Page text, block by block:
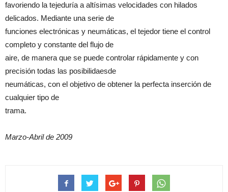
favoriendo la tejeduría a altísimas velocidades con hilados
delicados. Mediante una serie de
funciones electrónicas y neumáticas, el tejedor tiene el control
completo y constante del flujo de
aire, de manera que se puede controlar rápidamente y con
precisión todas las posibilidaesde
neumáticas, con el objetivo de obtener la perfecta inserción de
cualquier tipo de
trama.
Marzo-Abril de 2009